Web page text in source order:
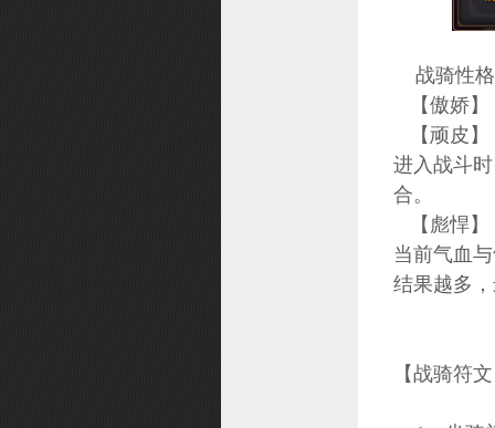
战骑性
【傲娇】
【顽皮】
进入战斗
合。
【彪悍】
当前气血
结果越多
【战骑符